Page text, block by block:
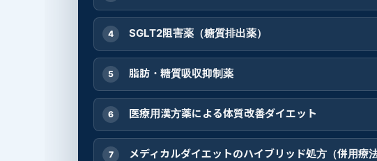
SGLT2阻害薬（糖質排出薬）
脂肪・糖質吸収抑制薬
医療用漢方薬による体質改善ダイエット
メディカルダイエットのハイブリッド処方（併用療法